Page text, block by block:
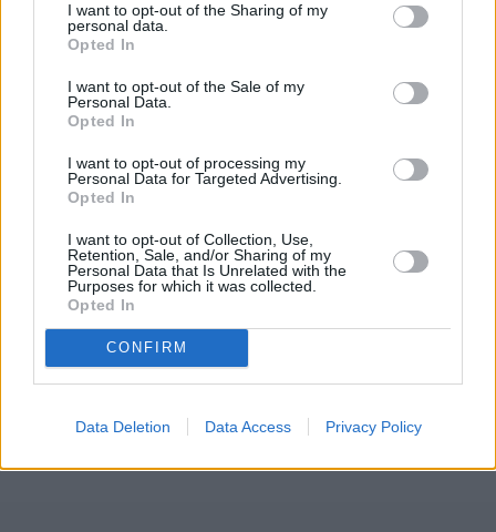
I want to opt-out of the Sharing of my
personal data.
Opted In
I want to opt-out of the Sale of my
Personal Data.
Opted In
I want to opt-out of processing my
Personal Data for Targeted Advertising.
Opted In
I want to opt-out of Collection, Use,
Retention, Sale, and/or Sharing of my
Personal Data that Is Unrelated with the
Purposes for which it was collected.
Opted In
CONFIRM
Data Deletion Data Access Privacy Policy
zawody, ale dziewczyna wzdycha do swojego
prywatnego ołtarzyka z gwiazdami Hollywood i
marzy o karierze aktorskiej. Nie wie od czego
miałaby zacząć, przypadkowo natrafia na informację
Konkurs nazywa się Miss Ondine i jest raczej mały,
ale pozwala zakosztować odrobiny wielkiego świata,
o którym marzy. 17-latka wygrywa koronę, a rok
później rzuca szkołę i zaczyna pracować jako
modelka dla lokalnego domu mody. Nowe zajęcie
podoba się jej zdecydowanie bardziej, niż praca
sekretarki, jednak nie jest to kariera wybiegowa, a
raczej rola żywego manekina, na którym upina się